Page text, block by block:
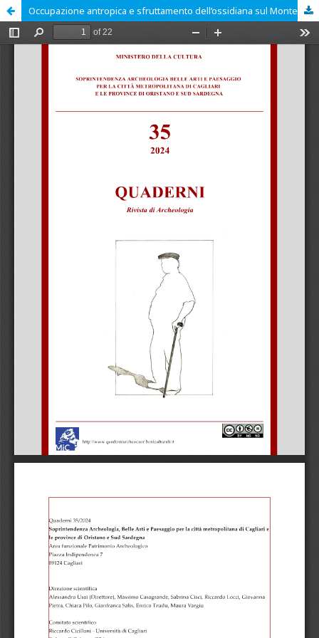
Occupazione antropica e sfruttamento dell’ossidiana sul Monte Arci: il territorio di Pau (OR)